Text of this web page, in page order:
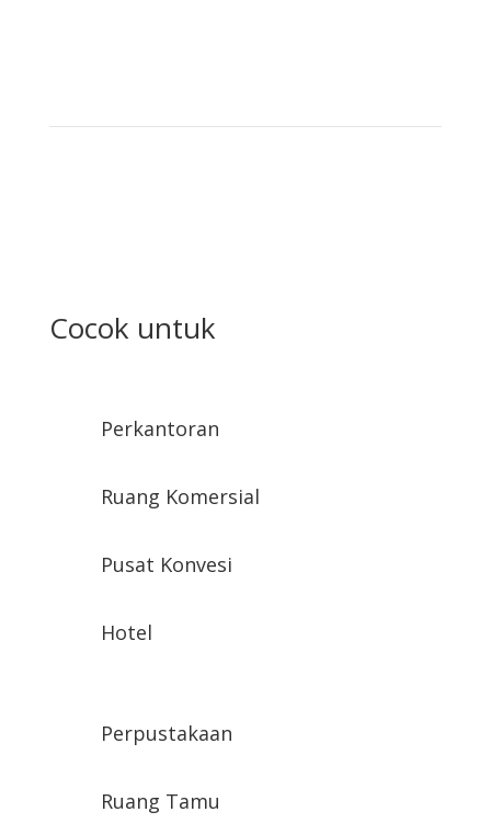
Cocok untuk
Perkantoran
Ruang Komersial
Pusat Konvesi
Hotel
Perpustakaan
Ruang Tamu